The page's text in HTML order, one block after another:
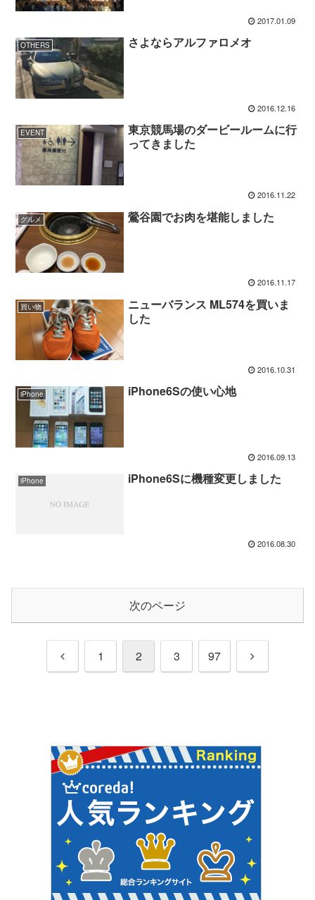
2017.01.09
OTHERS さよならアルファロメオ
2016.12.16
EVENT
東京競馬場のダービールームに行
ってきました
2016.11.22
グルメ 鶯谷園でお肉を堪能しました
2016.11.17
買い物
ニューバランス ML574を買いま
した
2016.10.31
iPhone iPhone6Sの使い心地
2016.09.13
iPhone iPhone6Sに機種変更しました
2016.08.30
次のページ
前
1 2 3 97
次